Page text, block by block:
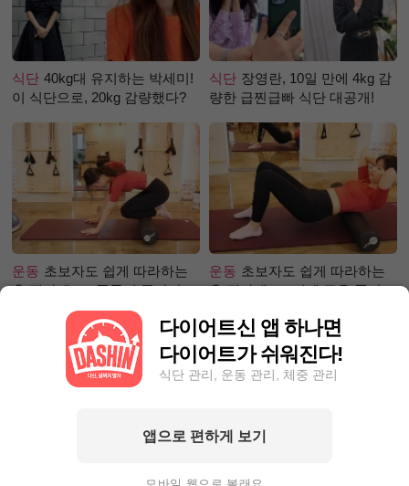
식단 40kg대 유지하는 박세미!
이 식단으로, 20kg 감량했다?
식단 장영란, 10일 만에 4kg 감
량한 급찐급빠 식단 대공개!
운동 초보자도 쉽게 따라하는
홈 필라테스 - 폼롤러 종아리 알
운동 초보자도 쉽게 따라하는
홈 필라테스 –어깨 근육 풀어주
다이어트신 앱 하나면
다이어트가 쉬워진다!
식단 관리, 운동 관리, 체중 관리
앱으로 편하게 보기